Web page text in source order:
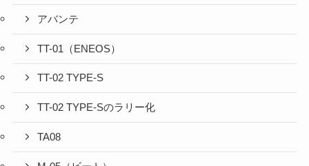
アバンテ
TT-01（ENEOS）
TT-02 TYPE-S
TT-02 TYPE-Sのラリー化
TA08